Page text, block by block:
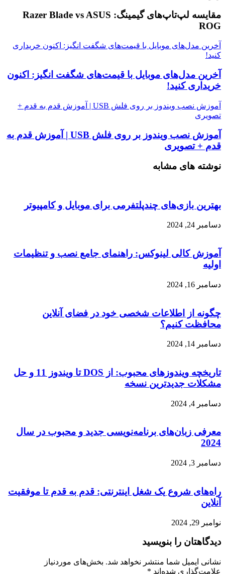
مقایسه لپ‌تاپ‌های گیمینگ: Razer Blade vs ASUS
ROG
آخرین مدل‌های موبایل با قیمت‌های شگفت انگیز: اکنون خریداری
کنید!
آخرین مدل‌های موبایل با قیمت‌های شگفت انگیز: اکنون
خریداری کنید!
آموزش نصب ویندوز بر روی فلش USB | آموزش قدم به قدم +
تصویری
آموزش نصب ویندوز بر روی فلش USB | آموزش قدم به
قدم + تصویری
نوشته های مشابه
بهترین بازی‌های چندپلتفرمی برای موبایل و کامپیوتر
دسامبر 24, 2024
آموزش کالی لینوکس: راهنمای جامع نصب و تنظیمات
اولیه
دسامبر 16, 2024
چگونه از اطلاعات شخصی خود در فضای آنلاین
محافظت کنیم؟
دسامبر 14, 2024
تاریخچه ویندوزهای محبوب: از DOS تا ویندوز 11 و حل
مشکلات جدیدترین نسخه
دسامبر 4, 2024
معرفی زبان‌های برنامه‌نویسی جدید و محبوب در سال
2024
دسامبر 3, 2024
راه‌های شروع یک شغل اینترنتی: قدم به قدم تا موفقیت
آنلاین
نوامبر 29, 2024
دیدگاهتان را بنویسید
نشانی ایمیل شما منتشر نخواهد شد. بخش‌های موردنیاز
علامت‌گذاری شده‌اند *